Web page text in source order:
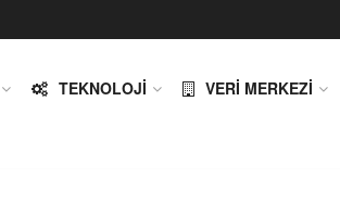
TEKNOLOJI VERI MERKEZI